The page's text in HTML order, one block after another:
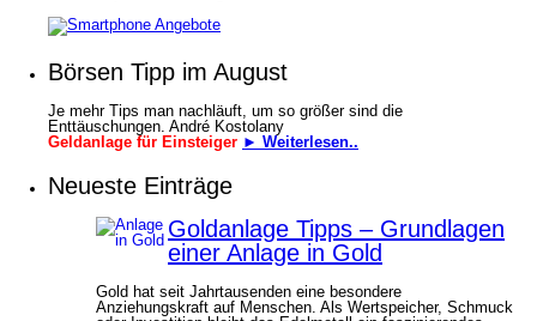
Börsen Tipp im August
Je mehr Tips man nachläuft, um so größer sind die
Enttäuschungen. André Kostolany
Geldanlage für Einsteiger ► Weiterlesen..
Neueste Einträge
Goldanlage Tipps – Grundlagen
einer Anlage in Gold
Gold hat seit Jahrtausenden eine besondere
Anziehungskraft auf Menschen. Als Wertspeicher, Schmuck